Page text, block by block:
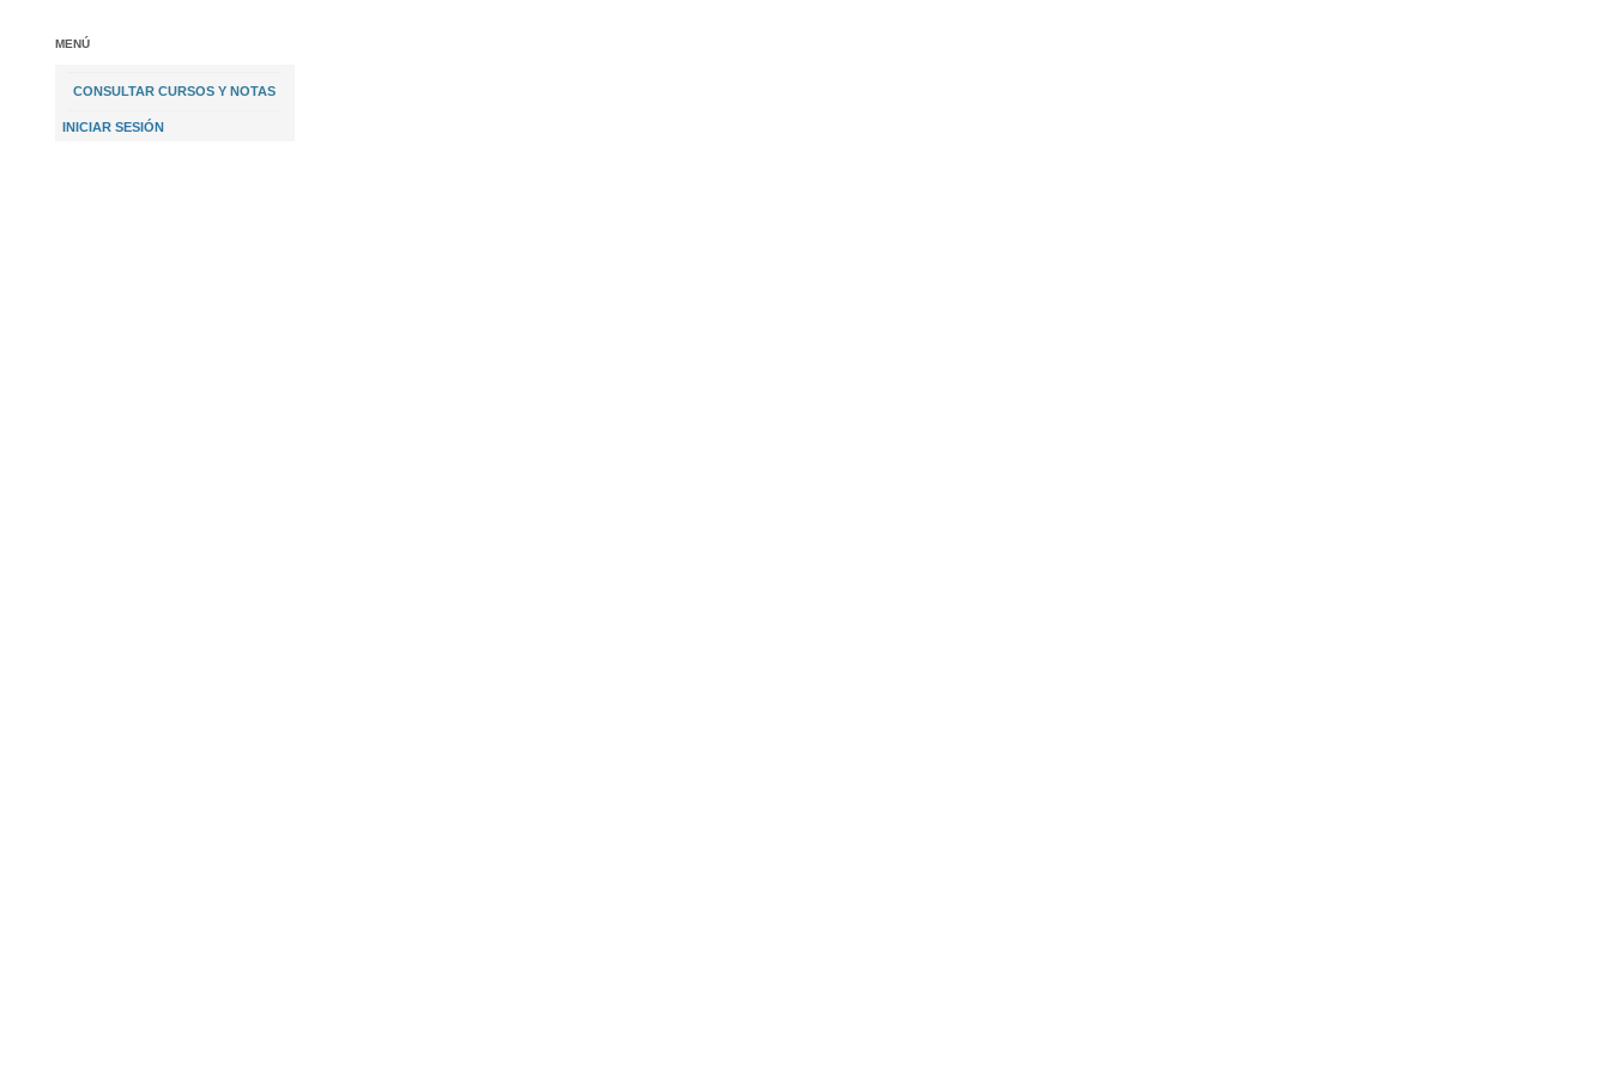
MENÚ
CONSULTAR CURSOS Y NOTAS
INICIAR SESIÓN